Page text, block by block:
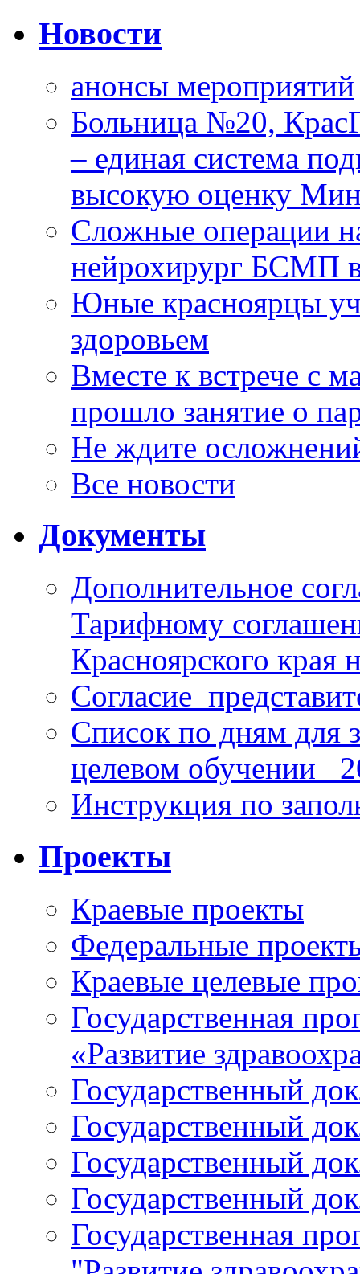
Новости
анонсы мероприятий
Больница №20,
– единая система
высокую оценку
Сложные операции
нейрохирург БСМП
Юные красноярцы
здоровьем
Вместе к встрече с
прошло занятие о
Не ждите
Все новости
Документы
Дополнительное
Тарифному
Красноярского края
Список по дням для
целевом обучении_
Инструкция по
Проекты
Краевые проекты
Федеральные
Краевые целевые
Государственная
«Развитие
Государственный
Государственный
Государственный
Государственный
Государственная